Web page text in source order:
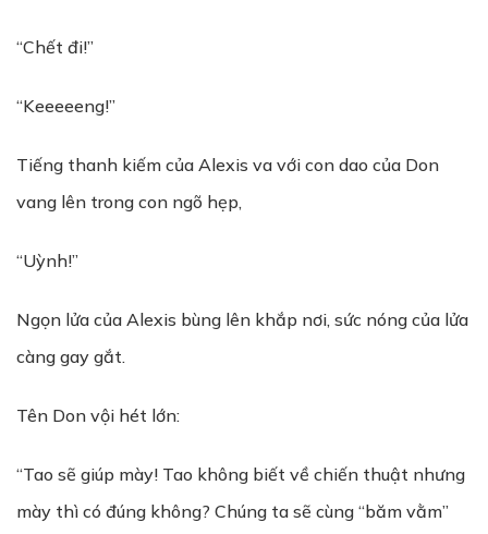
“Chết đi!”
“Keeeeeng!”
Tiếng thanh kiếm của Alexis va với con dao của Don
vang lên trong con ngõ hẹp,
“Uỳnh!”
Ngọn lửa của Alexis bùng lên khắp nơi, sức nóng của lửa
càng gay gắt.
Tên Don vội hét lớn:
“Tao sẽ giúp mày! Tao không biết về chiến thuật nhưng
mày thì có đúng không? Chúng ta sẽ cùng “băm vằm”